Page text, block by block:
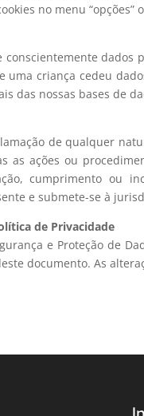
no menu “opções”
conscientemente
uma criança cedeu
das nossas bases de
de qualquer
as ações ou
cumprimento ou
e submete-se à
de Privacidade
e Proteção de
documento. As